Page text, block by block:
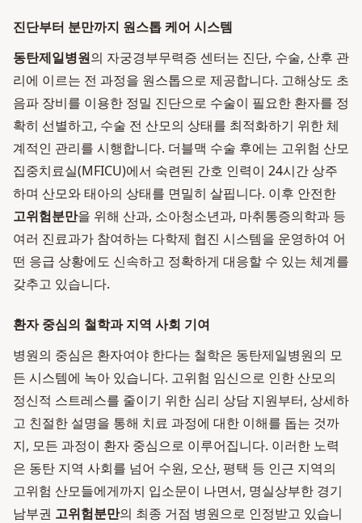
진단부터 분만까지 원스톱 케어 시스템
동탄제일병원의 자궁경부무력증 센터는 진단, 수술, 산후 관
리에 이르는 전 과정을 원스톱으로 제공합니다. 고해상도 초
음파 장비를 이용한 정밀 진단으로 수술이 필요한 환자를 정
확히 선별하고, 수술 전 산모의 상태를 최적화하기 위한 체
계적인 관리를 시행합니다. 더블맥 수술 후에는 고위험 산모
집중치료실(MFICU)에서 숙련된 간호 인력이 24시간 상주
하며 산모와 태아의 상태를 면밀히 살핍니다. 이후 안전한
고위험분만을 위해 산과, 소아청소년과, 마취통증의학과 등
여러 진료과가 참여하는 다학제 협진 시스템을 운영하여 어
떤 응급 상황에도 신속하고 정확하게 대응할 수 있는 체계를
갖추고 있습니다.
환자 중심의 철학과 지역 사회 기여
병원의 중심은 환자여야 한다는 철학은 동탄제일병원의 모
든 시스템에 녹아 있습니다. 고위험 임신으로 인한 산모의
정신적 스트레스를 줄이기 위한 심리 상담 지원부터, 상세하
고 친절한 설명을 통해 치료 과정에 대한 이해를 돕는 것까
지, 모든 과정이 환자 중심으로 이루어집니다. 이러한 노력
은 동탄 지역 사회를 넘어 수원, 오산, 평택 등 인근 지역의
고위험 산모들에게까지 입소문이 나면서, 명실상부한 경기
남부권 고위험분만의 최종 거점 병원으로 인정받고 있습니